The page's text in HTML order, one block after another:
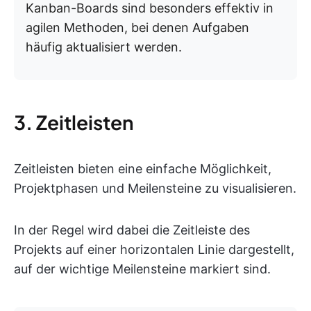
Kanban-Boards sind besonders effektiv in
agilen Methoden, bei denen Aufgaben
häufig aktualisiert werden.
3. Zeitleisten
Zeitleisten bieten eine einfache Möglichkeit,
Projektphasen und Meilensteine zu visualisieren.
In der Regel wird dabei die Zeitleiste des
Projekts auf einer horizontalen Linie dargestellt,
auf der wichtige Meilensteine markiert sind.